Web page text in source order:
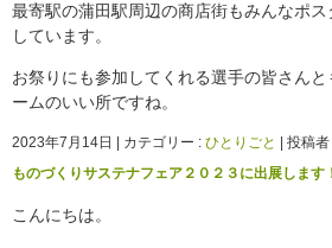
最寄駅の蒲田駅周辺の商店街もみんなポ
しています。
お祭りにも参加してくれる選手の皆さん
ームのいい所ですね。
2023年7月14日 カテゴリー : ひとりごと
投稿
ものづくりサステナフェア２０２３に出展します
こんにちは。